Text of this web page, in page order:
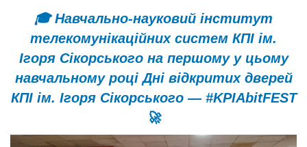
🎓 Навчально-науковий інститут
телекомунікаційних систем КПІ ім.
Ігоря Сікорського на першому у цьому
навчальному році Дні відкритих дверей
КПІ ім. Ігоря Сікорського — #KPIAbitFEST
🚀